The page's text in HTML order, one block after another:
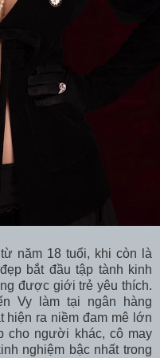
năm 18 tuổi, khi còn là
bắt đầu tập tành kinh
được giới trẻ yêu thích.
Vy làm tại ngân hàng
hiện ra niềm đam mê lớn
cho người khác, cô may
nghiệm bậc nhất trong